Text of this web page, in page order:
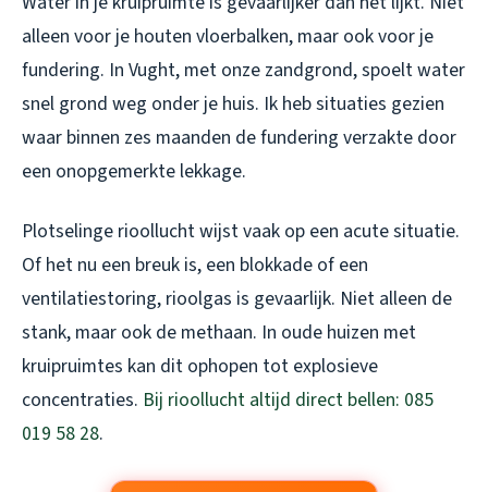
alleen voor je houten vloerbalken, maar ook voor je
fundering. In Vught, met onze zandgrond, spoelt water
snel grond weg onder je huis. Ik heb situaties gezien
waar binnen zes maanden de fundering verzakte door
een onopgemerkte lekkage.
Plotselinge rioollucht wijst vaak op een acute situatie.
Of het nu een breuk is, een blokkade of een
ventilatiestoring, rioolgas is gevaarlijk. Niet alleen de
stank, maar ook de methaan. In oude huizen met
kruipruimtes kan dit ophopen tot explosieve
concentraties. Bij rioollucht altijd direct bellen: 085
019 58 28.